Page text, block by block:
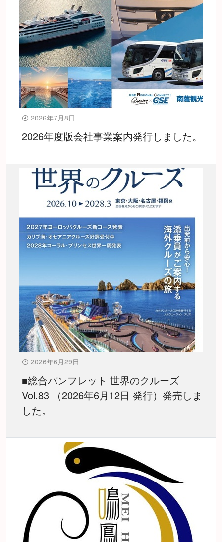
2026年7月8日
2026年度版会社事業案内発行しました。
2026年6月29日
■総合パンフレット 世界のクルーズ
Vol.83 （2026年6月12日 発行）発売しま
した。